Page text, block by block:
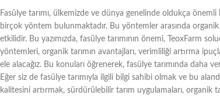
Fasülye tarımı, ülkemizde ve dünya genelinde oldukça
birçok yöntem bulunmaktadır. Bu yöntemler arasında
etkilidir. Bu yazımızda, fasülye tarımının önemi, TeoxFarm
yöntemleri, organik tarımın avantajları, verimliliği artırma
ele alacağız. Bu konuları öğrenerek, fasülye tarımında daha
Eğer siz de fasülye tarımıyla ilgili bilgi sahibi olmak ve bu
kalitesini artırmak, sürdürülebilir tarım uygulamaları, organik